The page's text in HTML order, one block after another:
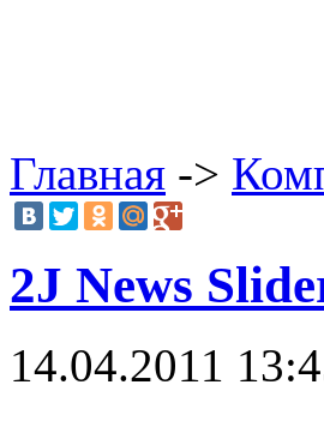
Главная ->
2J News
14.04.2011